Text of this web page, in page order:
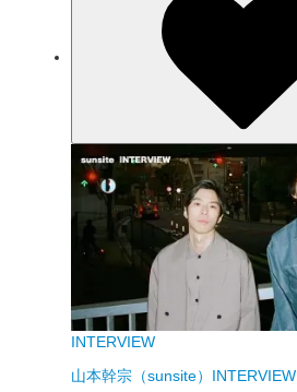
INTERVIEW
山本幹宗（sunsite）INTERVIEW